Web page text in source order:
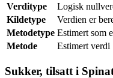
Verditype
Logisk
Kildetype
Verdien er
Metodetype Estimert som
Metode
Estimert verdi
Sukker, tilsatt i